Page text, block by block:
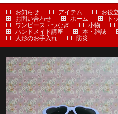
お知らせ アイテム お役
お問い合わせ
ホーム ト
ワンピース・つなぎ
小物
ハンドメイド講座
本・雑誌
人形のお手入れ
防災